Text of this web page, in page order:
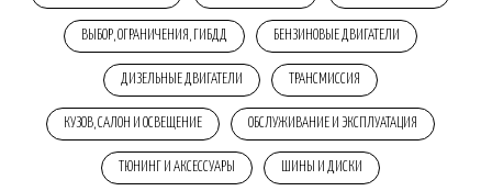
ВЫБОР, ОГРАНИЧЕНИЯ, ГИБДД БЕНЗИНОВЫЕ ДВИГАТЕЛИ
ДИЗЕЛЬНЫЕ ДВИГАТЕЛИ ТРАНСМИССИЯ
КУЗОВ, САЛОН И ОСВЕЩЕНИЕ ОБСЛУЖИВАНИЕ И ЭКСПЛУАТАЦИЯ
ТЮНИНГ И АКСЕССУАРЫ ШИНЫ И ДИСКИ